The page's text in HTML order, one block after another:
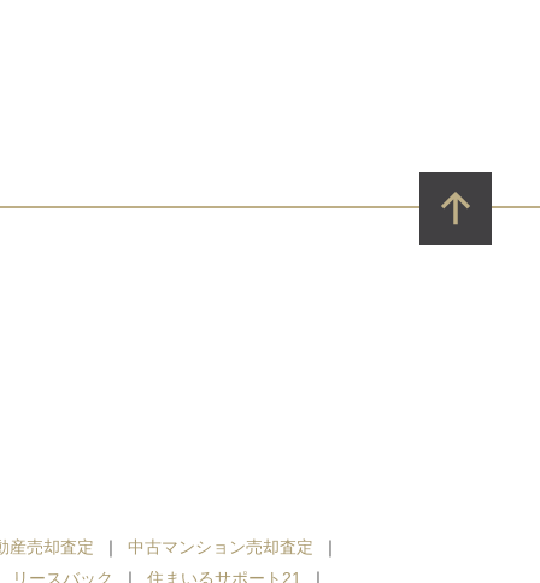
産売却査定
中古マンション売却査定
リースバック
住まいるサポート21